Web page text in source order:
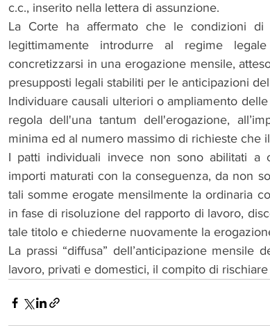
c.c., inserito nella lettera di assunzione.
La Corte ha affermato che le condizioni
legittimamente introdurre al regime
concretizzarsi in una erogazione mensile,
presupposti legali stabiliti per le anticipazioni
Individuare causali ulteriori o ampliamento
regola dell'una tantum dell'erogazione,
minima ed al numero massimo di richieste che
I patti individuali invece non sono abilitati a
importi maturati con la conseguenza, da non
tali somme erogate mensilmente la ordinaria
in fase di risoluzione del rapporto di lavoro,
tale titolo e chiederne nuovamente la
La prassi “diffusa” dell’anticipazione
lavoro, privati e domestici, il compito di